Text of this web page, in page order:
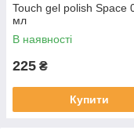
Touch gel polish Space
мл
В наявності
225 ₴
Купити